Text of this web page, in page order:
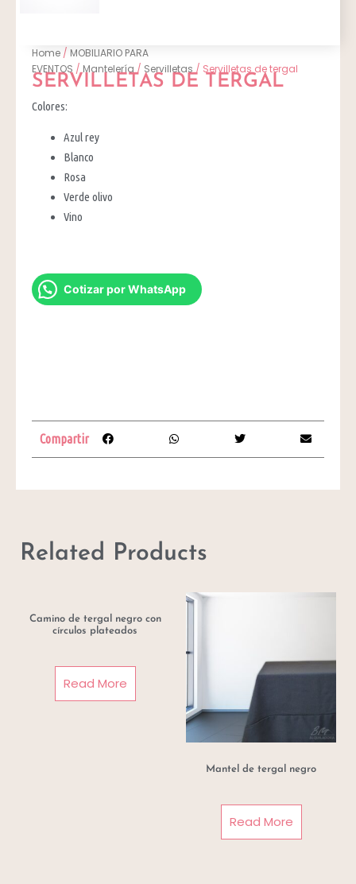
Home / MOBILIARIO PARA
EVENTOS /Mantelería/ Servilletas/ Servilletas de tergal
SERVILLETAS DE TERGAL
Colores:
Azul rey
Blanco
Rosa
Verde olivo
Vino
Cotizar por WhatsApp
Compartir
Related Products
Camino de tergal negro con
círculos plateados
Read More
Mantel de tergal negro
Read More